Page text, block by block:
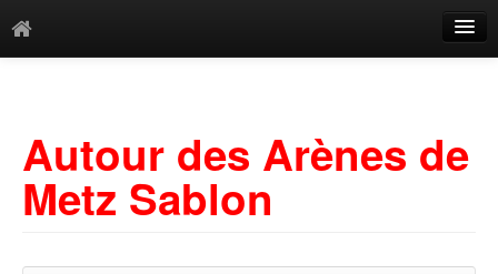
Mots-clés
Autour des Arènes de
Metz Sablon